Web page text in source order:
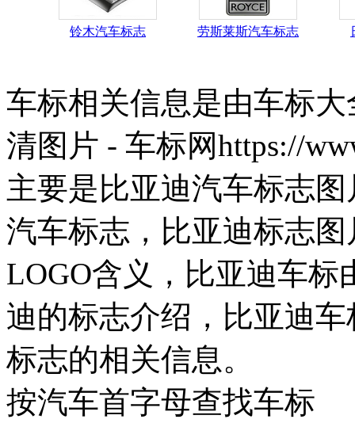
铃木汽车标志 劳斯莱斯汽车标志
车标相关信息是由车标
清图片 - 车标网https://
主要是比亚迪汽车标志
汽车标志，比亚迪标志
LOGO含义，比亚迪车
迪的标志介绍，比亚迪
标志的相关信息。
按汽车首字母查找车标